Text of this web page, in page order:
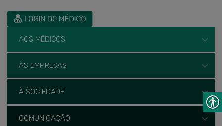
AOS MÉDICOS
ÀS EMPRESAS
À SOCIEDADE
COMUNICAÇÃO